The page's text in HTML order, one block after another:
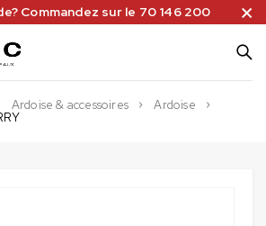
Commandez sur le 70 146 200
Ardoise & accessoires
Ardoise